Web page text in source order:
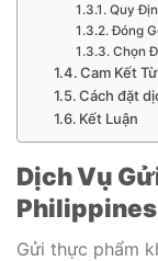
Quy
Đóng
Chọn
Cam Kết
Cách đặt
Kết Luận
Dịch Vụ
Philippines
Gửi thực phẩm